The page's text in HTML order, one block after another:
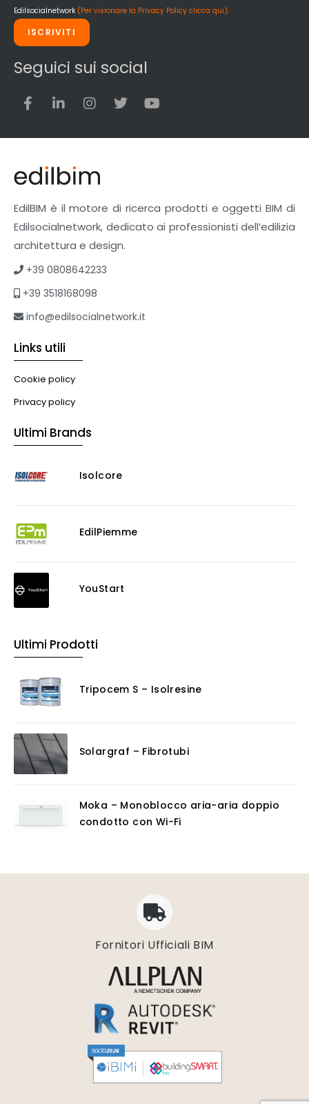
Edilsocialnetwork (Per visionare la Privacy Policy clicca qui).
ISCRIVITI
Seguici sui social
EdilBIM è il motore di ricerca prodotti e oggetti BIM di
Edilsocialnetwork, dedicato ai professionisti dell’edilizia
architettura e design.
+39 0808642233
+39 3518168098
info@edilsocialnetwork.it
Links utili
Cookie policy
Privacy policy
Ultimi Brands
Isolcore
EdilPiemme
YouStart
Ultimi Prodotti
Tripocem S – Isolresine
Solargraf – Fibrotubi
Moka – Monoblocco aria-aria doppio
condotto con Wi-Fi
Fornitori Ufficiali BIM